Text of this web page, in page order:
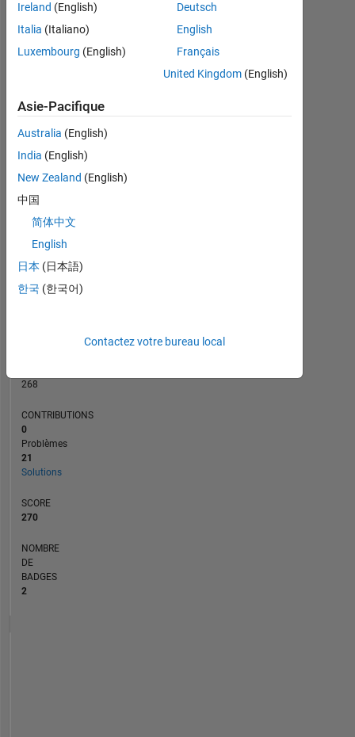
Statistiques
All Cody MATLAB Answers File Exchange
CONTRIBUTIONS 10
0
20
268
CONTRIBUTIONS
0
Problèmes
21
Solutions
SCORE
270
NOMBRE
DE
BADGES
2
Ireland (English)
Italia (Italiano)
Luxembourg (English)
Deutsch
English
Français
United Kingdom(English)
Asie-Pacifique
Australia (English)
India (English)
New Zealand (English)
中国
简体中文
English
日本 (日本語)
한국 (한국어)
Contactez votre bureau local